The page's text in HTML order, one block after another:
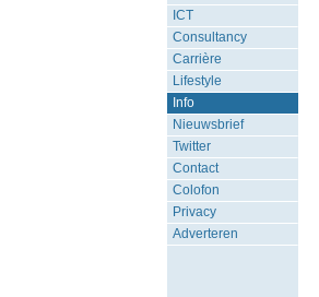
ICT
Consultancy
Carrière
Lifestyle
Info
Nieuwsbrief
Twitter
Contact
Colofon
Privacy
Adverteren